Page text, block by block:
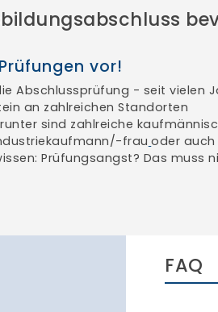
vor!
Abschlussprüfung - seit vielen
an zahlreichen Standorten
sind zahlreiche
frau oder auch
Prüfungsangst? Das muss
FAQ